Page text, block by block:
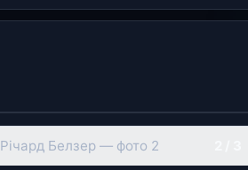
‹ ›
Річард Белзер — фото 2